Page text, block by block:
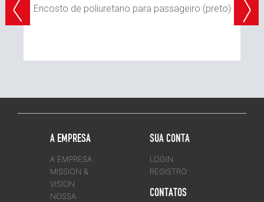
Encosto de poliuretano para passageiro (preto)
A EMPRESA
A EMPRESA
MISSION &
VISION
NOSSA
SUA CONTA
LOGIN
REGISTRO
CONTATOS